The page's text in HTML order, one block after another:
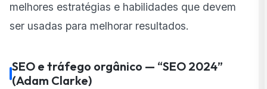
melhores estratégias e habilidades que devem
ser usadas para melhorar resultados.
SEO e tráfego orgânico — “SEO 2024”
(Adam Clarke)